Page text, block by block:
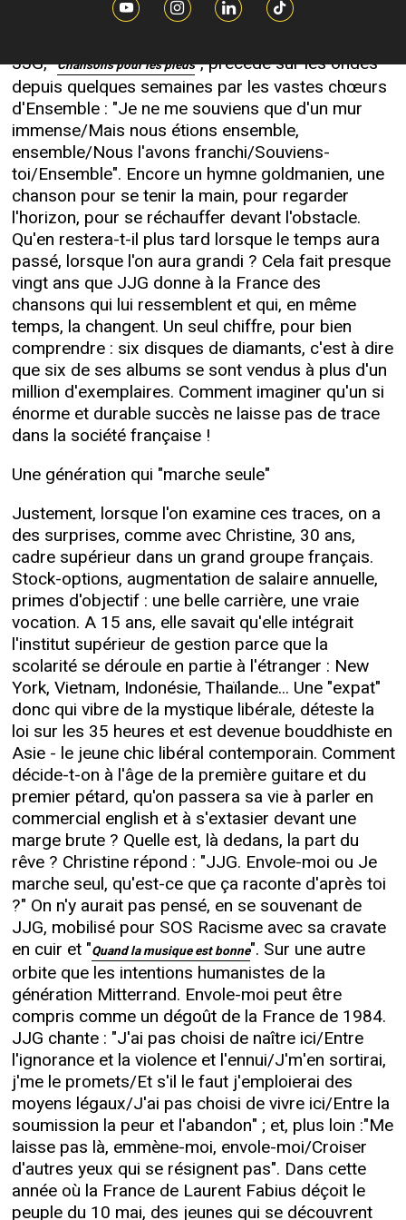
bourgeois avec Brel ou à aimer l'amour avec
JJG, "Chansons pour les pieds", précédé sur les ondes
depuis quelques semaines par les vastes chœurs
d'Ensemble : "Je ne me souviens que d'un mur
immense/Mais nous étions ensemble,
ensemble/Nous l'avons franchi/Souviens-
toi/Ensemble". Encore un hymne goldmanien, une
chanson pour se tenir la main, pour regarder
l'horizon, pour se réchauffer devant l'obstacle.
Qu'en restera-t-il plus tard lorsque le temps aura
passé, lorsque l'on aura grandi ? Cela fait presque
vingt ans que JJG donne à la France des
chansons qui lui ressemblent et qui, en même
temps, la changent. Un seul chiffre, pour bien
comprendre : six disques de diamants, c'est à dire
que six de ses albums se sont vendus à plus d'un
million d'exemplaires. Comment imaginer qu'un si
énorme et durable succès ne laisse pas de trace
dans la société française !
Une génération qui "marche seule"
Justement, lorsque l'on examine ces traces, on a
des surprises, comme avec Christine, 30 ans,
cadre supérieur dans un grand groupe français.
Stock-options, augmentation de salaire annuelle,
primes d'objectif : une belle carrière, une vraie
vocation. A 15 ans, elle savait qu'elle intégrait
l'institut supérieur de gestion parce que la
scolarité se déroule en partie à l'étranger : New
York, Vietnam, Indonésie, Thaïlande... Une "expat"
donc qui vibre de la mystique libérale, déteste la
loi sur les 35 heures et est devenue bouddhiste en
Asie - le jeune chic libéral contemporain. Comment
décide-t-on à l'âge de la première guitare et du
premier pétard, qu'on passera sa vie à parler en
commercial english et à s'extasier devant une
marge brute ? Quelle est, là dedans, la part du
rêve ? Christine répond : "JJG. Envole-moi ou Je
marche seul, qu'est-ce que ça raconte d'après toi
?" On n'y aurait pas pensé, en se souvenant de
JJG, mobilisé pour SOS Racisme avec sa cravate
en cuir et "Quand la musique est bonne". Sur une autre
orbite que les intentions humanistes de la
génération Mitterrand. Envole-moi peut être
compris comme un dégoût de la France de 1984.
JJG chante : "J'ai pas choisi de naître ici/Entre
l'ignorance et la violence et l'ennui/J'm'en sortirai,
j'me le promets/Et s'il le faut j'emploierai des
moyens légaux/J'ai pas choisi de vivre ici/Entre la
soumission la peur et l'abandon" ; et, plus loin :"Me
laisse pas là, emmène-moi, envole-moi/Croiser
d'autres yeux qui se résignent pas". Dans cette
année où la France de Laurent Fabius déçoit le
peuple du 10 mai, des jeunes qui se découvrent